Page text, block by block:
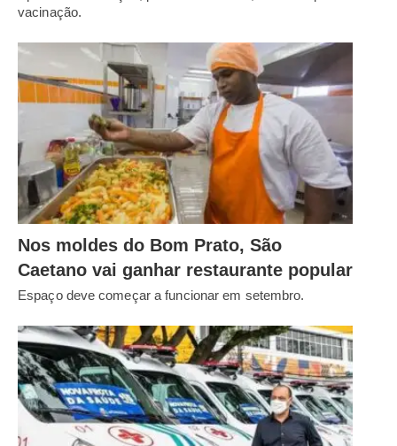
vacinação.
Nos moldes do Bom Prato, São
Caetano vai ganhar restaurante popular
Espaço deve começar a funcionar em setembro.